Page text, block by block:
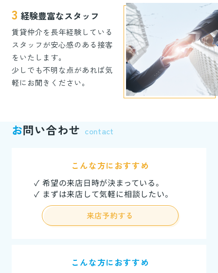
      「入居率はどのくら
いですか？」
    こう聞かれたとき、
すぐに答えられるでし
ょうか。
      管理会社からの送金
明細は見ている。税理
士にも任せている。
と、
感じ
りま
3 経験豊富なスタッフ
賃貸仲介を長年経験している
スタッフが安心感のある接客
をいたします。
少しでも不明な点があれば気
軽にお聞きください。
お問い合わせ contact
こんな方におすすめ
✓ 希望の来店日時が決まっている。
✓ まずは来店して気軽に相談したい。
来店予約する
こんな方におすすめ